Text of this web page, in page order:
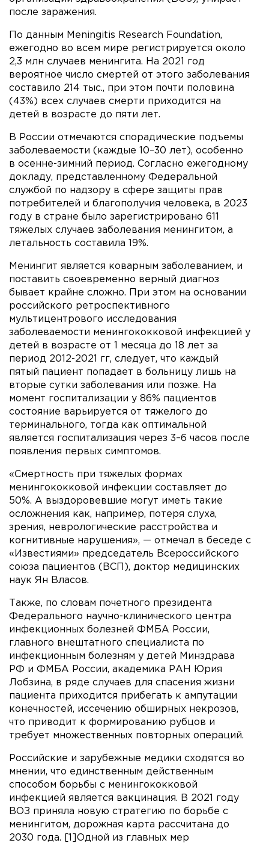
после заражения.
По данным Meningitis Research Foundation,
ежегодно во всем мире регистрируется около
2,3 млн случаев менингита. На 2021 год
вероятное число смертей от этого заболевания
составило 214 тыс., при этом почти половина
(43%) всех случаев смерти приходится на
детей в возрасте до пяти лет.
В России отмечаются спорадические подъемы
заболеваемости (каждые 10–30 лет), особенно
в осенне-зимний период. Согласно ежегодному
докладу, представленному Федеральной
службой по надзору в сфере защиты прав
потребителей и благополучия человека, в 2023
году в стране было зарегистрировано 611
тяжелых случаев заболевания менингитом, а
летальность составила 19%.
Менингит является коварным заболеванием, и
поставить своевременно верный диагноз
бывает крайне сложно. При этом на основании
российского ретроспективного
мультицентрового исследования
заболеваемости менингококковой инфекцией у
детей в возрасте от 1 месяца до 18 лет за
период 2012-2021 гг, следует, что каждый
пятый пациент попадает в больницу лишь на
вторые сутки заболевания или позже. На
момент госпитализации у 86% пациентов
состояние варьируется от тяжелого до
терминального, тогда как оптимальной
является госпитализация через 3–6 часов после
появления первых симптомов.
«Смертность при тяжелых формах
менингококковой инфекции составляет до
50%. А выздоровевшие могут иметь такие
осложнения как, например, потеря слуха,
зрения, неврологические расстройства и
когнитивные нарушения», — отмечал в беседе с
«Известиями» председатель Всероссийского
союза пациентов (ВСП), доктор медицинских
наук Ян Власов.
Также, по словам почетного президента
Федерального научно-клинического центра
инфекционных болезней ФМБА России,
главного внештатного специалиста по
инфекционным болезням у детей Минздрава
РФ и ФМБА России, академика РАН Юрия
Лобзина, в ряде случаев для спасения жизни
пациента приходится прибегать к ампутации
конечностей, иссечению обширных некрозов,
что приводит к формированию рубцов и
требует множественных повторных операций.
Российские и зарубежные медики сходятся во
мнении, что единственным действенным
способом борьбы с менингококковой
инфекцией является вакцинация. В 2021 году
ВОЗ приняла новую стратегию по борьбе с
менингитом, дорожная карта рассчитана до
2030 года. [1]Одной из главных мер